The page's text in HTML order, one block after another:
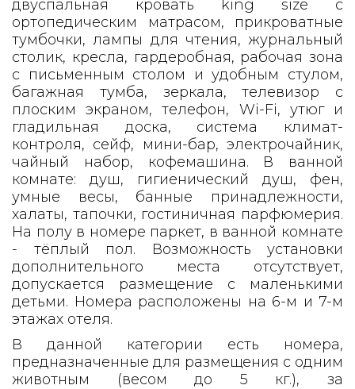
двуспальная кровать king size с
ортопедическим матрасом, прикроватные
тумбочки, лампы для чтения, журнальный
столик, кресла, гардеробная, рабочая зона
с письменным столом и удобным стулом,
багажная тумба, зеркала, телевизор с
плоским экраном, телефон, Wi-Fi, утюг и
гладильная доска, система климат-
контроля, сейф, мини-бар, электрочайник,
чайный набор, кофемашина. В ванной
комнате: душ, гигиенический душ, фен,
умные весы, банные принадлежности,
халаты, тапочки, гостиничная парфюмерия.
На полу в номере паркет, в ванной комнате
- тёплый пол. Возможность установки
дополнительного места отсутствует,
допускается размещение с маленькими
детьми. Номера расположены на 6-м и 7-м
этажах отеля.
В данной категории есть номера,
предназначенные для размещения с одним
животным (весом до 5 кг.), за